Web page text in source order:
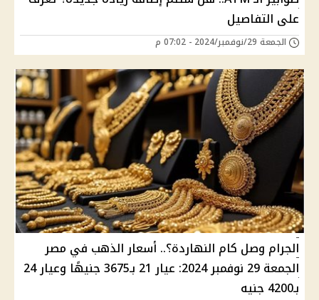
على التفاصيل
الجمعة 29/نوفمبر/2024 - 07:02 م
الجرام وصل كام النهاردة؟.. أسعار الذهب في مصر
الجمعة 29 نوفمبر 2024: عيار 21 بـ3675 جنيهًا وعيار 24
بـ4200 جنيه